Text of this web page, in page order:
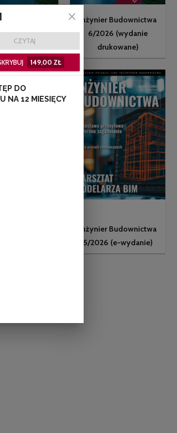
Budownictwa
(e-wydanie)
Inżynier Budownictwa
6/2026 (wydanie
drukowane)
Inżynier Budownictwa
5/2026 (e-wydanie)
CZYTAJ
149,00 ZŁ
DO
NA 12 MIESIĘCY